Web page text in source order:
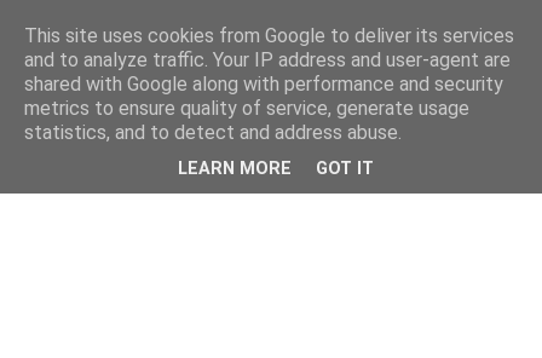
This site uses cookies from Google to deliver its services
and to analyze traffic. Your IP address and user-agent are
shared with Google along with performance and security
metrics to ensure quality of service, generate usage
statistics, and to detect and address abuse.
LEARN MORE GOT IT